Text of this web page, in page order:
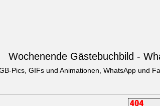
Wochenende Gästebuchbild -
Pics, GIFs und Animationen, WhatsApp und